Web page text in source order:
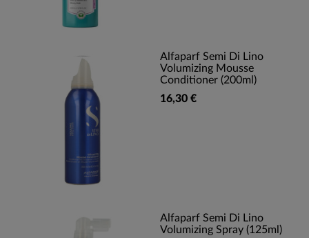
Alfaparf Semi Di Lino
Volumizing Mousse
Conditioner (200ml)
16,30 €
Alfaparf Semi Di Lino
Volumizing Spray (125ml)